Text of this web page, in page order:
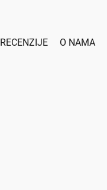
RECENZIJE O NAMA